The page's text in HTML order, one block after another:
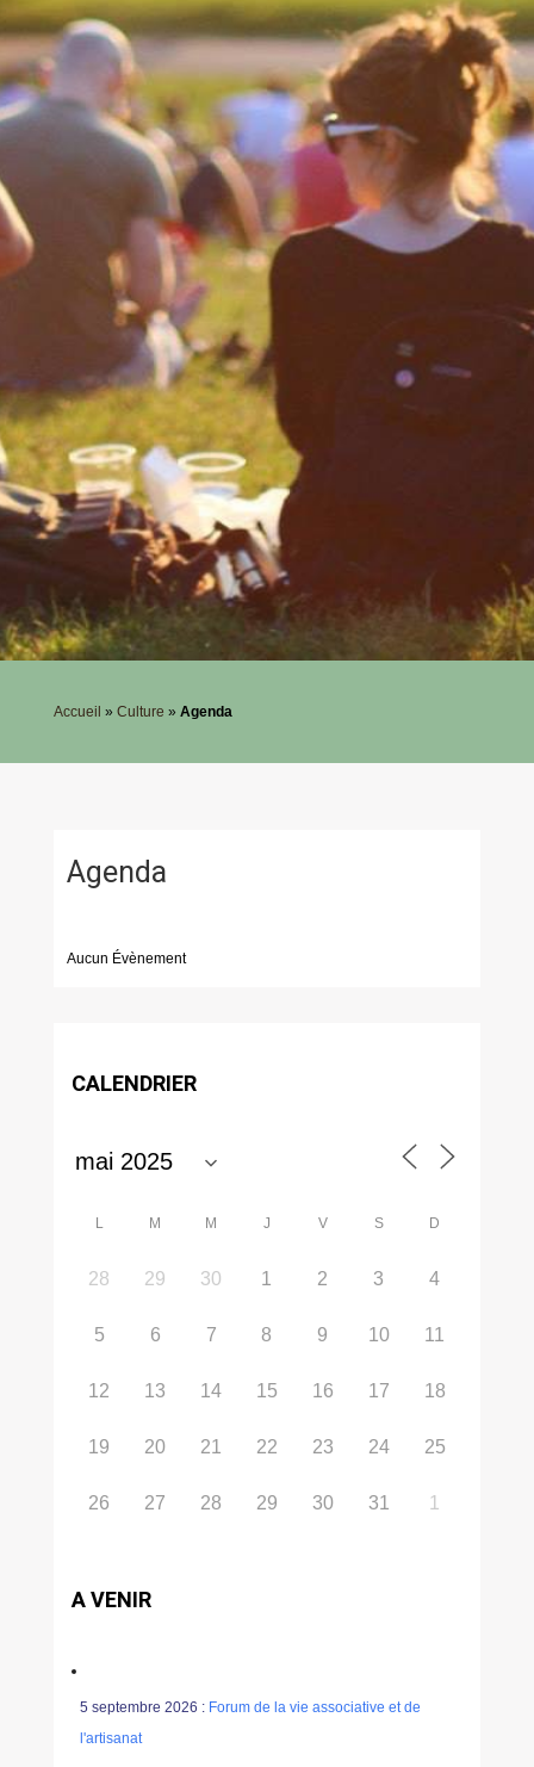
Accueil » Culture » Agenda
Agenda
Aucun Évènement
CALENDRIER
L M M J V S D
28 29 30 1 2 3 4
5 6 7 8 9 10 11
12 13 14 15 16 17 18
19 20 21 22 23 24 25
26 27 28 29 30 31 1
A VENIR
5 septembre 2026 : Forum de la vie associative et de
l'artisanat